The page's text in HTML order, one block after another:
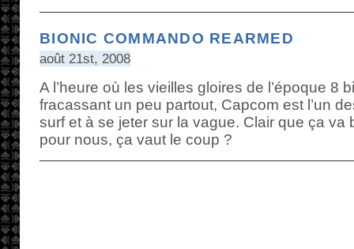
BIONIC COMMANDO REARMED
août 21st, 2008
A l’heure où les vieilles gloires de l’époque 8
fracassant un peu partout, Capcom est l’un
surf et à se jeter sur la vague. Clair que ça va
pour nous, ça vaut le coup ?